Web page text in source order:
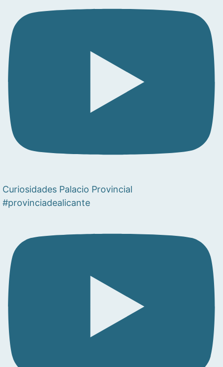
Curiosidades Palacio Provincial
#provinciadealicante